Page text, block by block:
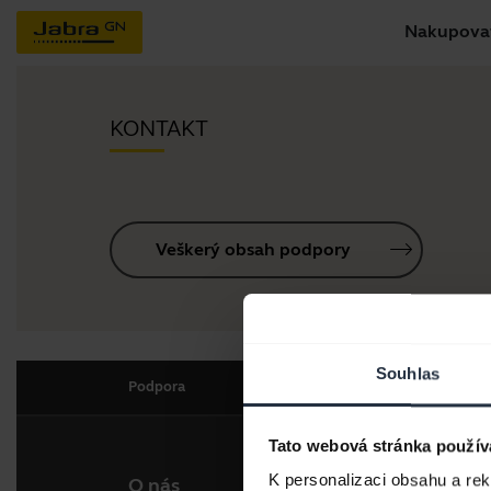
Souhlas
Tato webová stránka
K personalizaci obsahu a
KONTAKT
Veškerý obsah podpory
Podpora
O nás